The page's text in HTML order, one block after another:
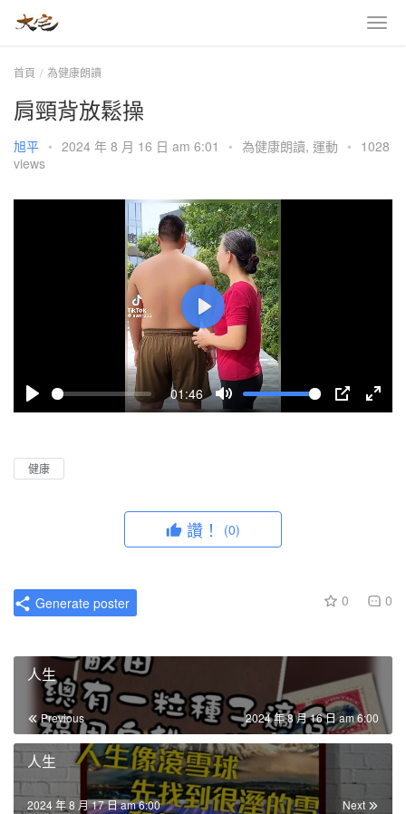
首頁 為健康朗讀
肩頸背放鬆操
旭平 • 2024 年 8 月 16 日 am 6:01 • 為健康朗讀, 運動 • 1028
views
P
a
01:46
M
P
E
l
c
r
e
e
P
l
a
y
健康
讚！ (0)
0 0
Generate poster
人生
Previous 2024 年 8 月 16 日 am 6:00
人生
Next
2024 年 8 月 17 日 am 6:00